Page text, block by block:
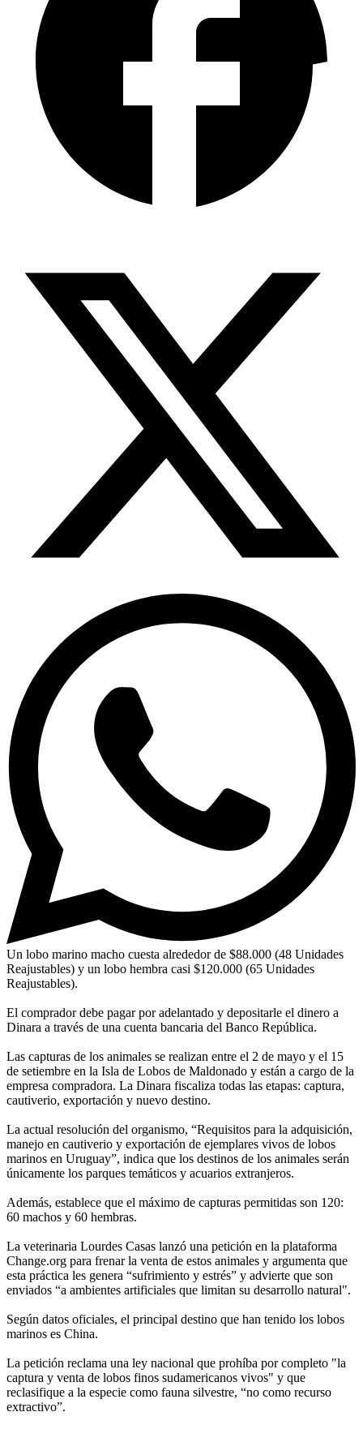
Un lobo marino macho cuesta alrededor de $88.000 (48 Unidades
Reajustables) y un lobo hembra casi $120.000 (65 Unidades
Reajustables).
El comprador debe pagar por adelantado y depositarle el dinero a
Dinara a través de una cuenta bancaria del Banco República.
Las capturas de los animales se realizan entre el 2 de mayo y el 15
de setiembre en la Isla de Lobos de Maldonado y están a cargo de la
empresa compradora. La Dinara fiscaliza todas las etapas: captura,
cautiverio, exportación y nuevo destino.
La actual resolución del organismo, “Requisitos para la adquisición,
manejo en cautiverio y exportación de ejemplares vivos de lobos
marinos en Uruguay”, indica que los destinos de los animales serán
únicamente los parques temáticos y acuarios extranjeros.
Además, establece que el máximo de capturas permitidas son 120:
60 machos y 60 hembras.
La veterinaria Lourdes Casas lanzó una petición en la plataforma
Change.org para frenar la venta de estos animales y argumenta que
esta práctica les genera “sufrimiento y estrés” y advierte que son
enviados “a ambientes artificiales que limitan su desarrollo natural".
Según datos oficiales, el principal destino que han tenido los lobos
marinos es China.
La petición reclama una ley nacional que prohíba por completo "la
captura y venta de lobos finos sudamericanos vivos" y que
reclasifique a la especie como fauna silvestre, “no como recurso
extractivo”.